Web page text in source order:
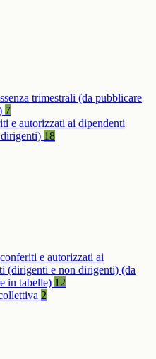
trimestrali (da pubblicare
7
e autorizzati ai dipendenti
18
e autorizzati ai
(dirigenti e non dirigenti) (da
in tabelle) 12
2